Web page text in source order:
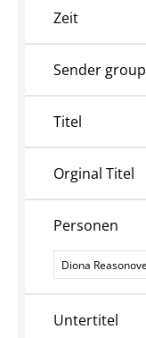
Zeit
Sender group
Titel
Orginal Titel
Personen
Personen
Untertitel